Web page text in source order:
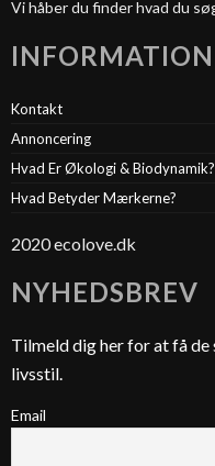
Vi håber du finder hvad du
INFORMATION
Kontakt
Annoncering
Hvad Er Økologi & Biodynamik?
Hvad Betyder Mærkerne?
2020 ecolove.dk
NYHEDSBREV
Tilmeld dig her for at få
livsstil.
Email